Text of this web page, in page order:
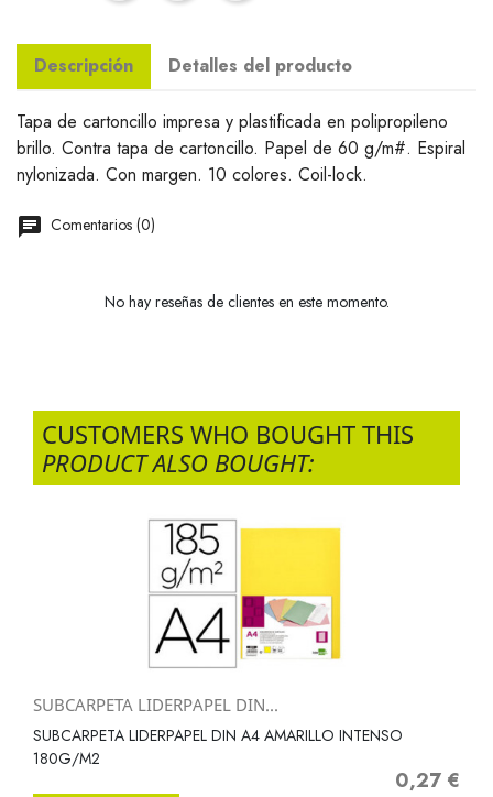
Descripción Detalles del producto
Tapa de cartoncillo impresa y plastificada en polipropileno
brillo. Contra tapa de cartoncillo. Papel de 60 g/m#. Espiral
nylonizada. Con margen. 10 colores. Coil-lock.
Comentarios (0)
No hay reseñas de clientes en este momento.
CUSTOMERS WHO BOUGHT THIS
PRODUCT ALSO BOUGHT:
SUBCARPETA LIDERPAPEL DIN...
SUBCARPETA LIDERPAPEL DIN A4 AMARILLO INTENSO
180G/M2
Precio
0,27 €